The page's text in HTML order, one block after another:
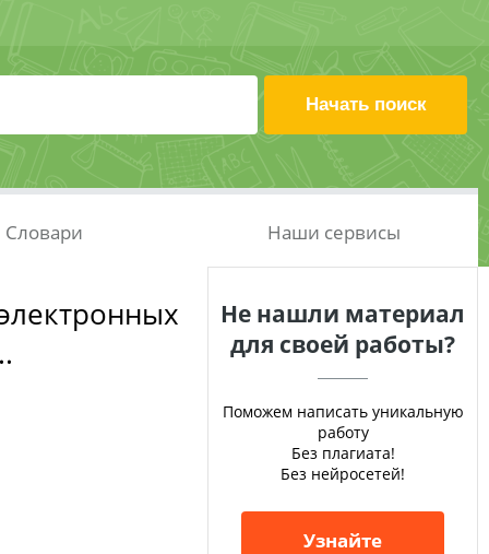
Словари Наши сервисы
Не нашли материал
для своей работы?
Поможем написать уникальную
работу
Без плагиата!
Без нейросетей!
Узнайте